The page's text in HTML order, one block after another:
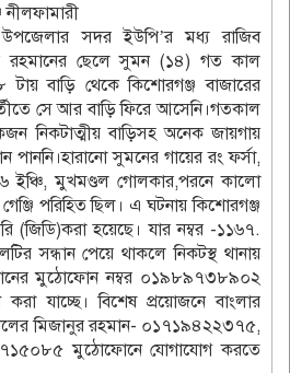
উপজেলার সদর ইউপি’র মধ্য রাজিব
রহমানের ছেলে সুমন (১৪) গত কাল
বাড়ি থেকে কিশোরগঞ্জ বাজারের
সে আর বাড়ি ফিরে আসেনি।গতকাল
নিকটাত্মীয় বাড়িসহ অনেক জায়গায়
সুমনের গায়ের রং ফর্সা,
মুখমণ্ডল গোলকার,পরনে কালো
পরিহিত ছিল। এ ঘটনায় কিশোরগঞ্জ
(জিডি)করা হয়েছে। যার নম্বর -১১৬৭.
সন্ধান পেয়ে থাকলে নিকটস্থ থানায়
মুঠোফোন নম্বর ০১৯৮৯৭৩৮৯০২
যাচ্ছে। বিশেষ প্রয়োজনে বাংলার
মিজানুর রহমান- ০১৭১৯৪২২৩৭৫,
মুঠোফোনে যোগাযোগ করতে